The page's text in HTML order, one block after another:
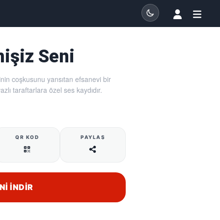
Seni
coşkusunu yansıtan efsanevi bir
taraftarlara özel ses kaydıdır.
QR KOD PAYLAŞ
İNDIR